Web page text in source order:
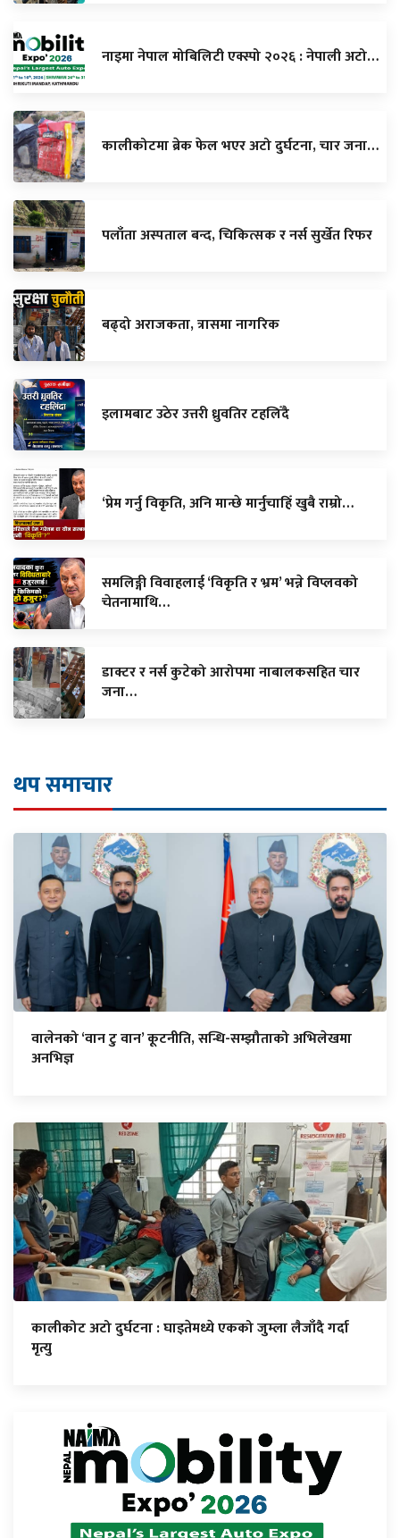
नाइमा नेपाल मोबिलिटी एक्स्पो २०२६ : नेपाली अटो…
कालीकोटमा ब्रेक फेल भएर अटो दुर्घटना, चार जना…
पलाँता अस्पताल बन्द, चिकित्सक र नर्स सुर्खेत रिफर
बढ्दो अराजकता, त्रासमा नागरिक
इलामबाट उठेर उत्तरी ध्रुवतिर टहलिँदै
‘प्रेम गर्नु विकृति, अनि मान्छे मार्नुचाहिँ खुबै राम्रो…
समलिङ्गी विवाहलाई ‘विकृति र भ्रम’ भन्ने विप्लवको
चेतनामाथि…
डाक्टर र नर्स कुटेको आरोपमा नाबालकसहित चार
जना…
थप समाचार
वालेनको ‘वान टु वान’ कूटनीति, सन्धि-सम्झौताको अभिलेखमा
अनभिज्ञ
कालीकोट अटो दुर्घटना : घाइतेमध्ये एकको जुम्ला लैजाँदै गर्दा
मृत्यु